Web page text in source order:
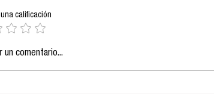
de la
calificación
un comentario...